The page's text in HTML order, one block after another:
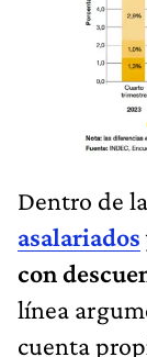
Dentro de
asalariados
con
línea
cuenta